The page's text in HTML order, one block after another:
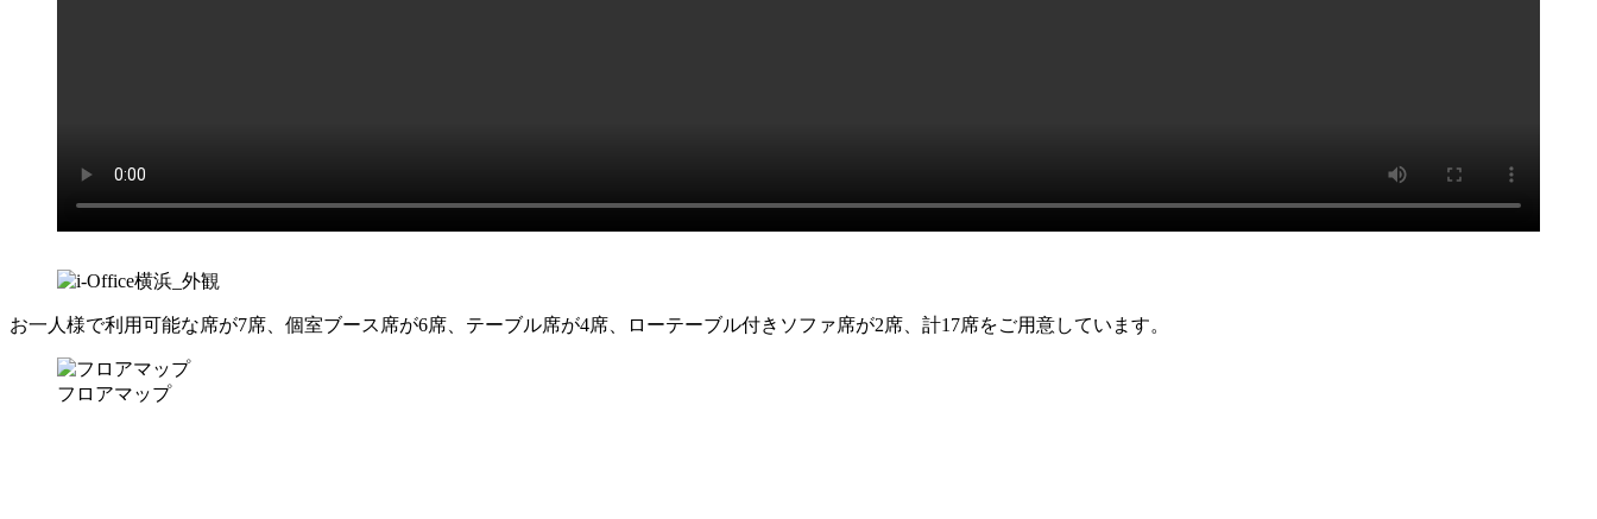
お一人様で利用可能な席が7席、個室ブース席が6席、テーブル席が4席、ローテーブル付きソファ席が2席、計17席をご用意しています。
フロアマップ